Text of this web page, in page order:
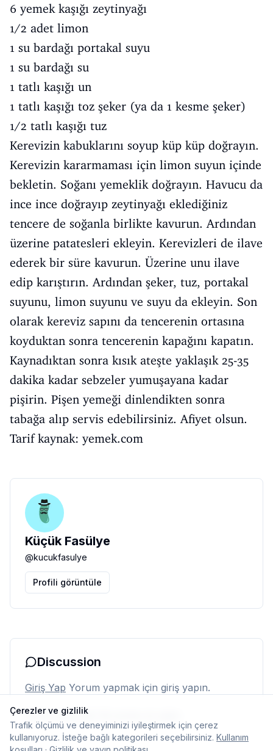
6 yemek kaşığı zeytinyağı
1/2 adet limon
1 su bardağı portakal suyu
1 su bardağı su
1 tatlı kaşığı un
1 tatlı kaşığı toz şeker (ya da 1 kesme şeker)
1/2 tatlı kaşığı tuz
Kerevizin kabuklarını soyup küp küp doğrayın.
Kerevizin kararmaması için limon suyun içinde
bekletin. Soğanı yemeklik doğrayın. Havucu da
ince ince doğrayıp zeytinyağı eklediğiniz
tencere de soğanla birlikte kavurun. Ardından
üzerine patatesleri ekleyin. Kerevizleri de ilave
ederek bir süre kavurun. Üzerine unu ilave
edip karıştırın. Ardından şeker, tuz, portakal
suyunu, limon suyunu ve suyu da ekleyin. Son
olarak kereviz sapını da tencerenin ortasına
koyduktan sonra tencerenin kapağını kapatın.
Kaynadıktan sonra kısık ateşte yaklaşık 25-35
dakika kadar sebzeler yumuşayana kadar
pişirin. Pişen yemeği dinlendikten sonra
tabağa alıp servis edebilirsiniz. Afiyet olsun.
Tarif kaynak: yemek.com
Küçük Fasülye
@kucukfasulye
Profili görüntüle
Discussion
Giriş Yap Yorum yapmak için giriş yapın.
Henüz yorum yok. İlk yorumu siz yapın.
Çerezler ve gizlilik
Trafik ölçümü ve deneyiminizi iyileştirmek için çerez
kullanıyoruz. İsteğe bağlı kategorileri seçebilirsiniz. Kullanım